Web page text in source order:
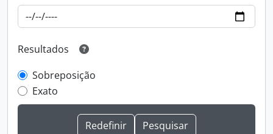
Resultados
Sobreposição
Exato